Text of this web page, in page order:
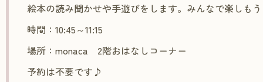
絵本の読み聞かせや手遊びをします。みんなで楽しもう
時間：10:45～11:15
場所：monaca 2階おはなしコーナー
予約は不要です♪